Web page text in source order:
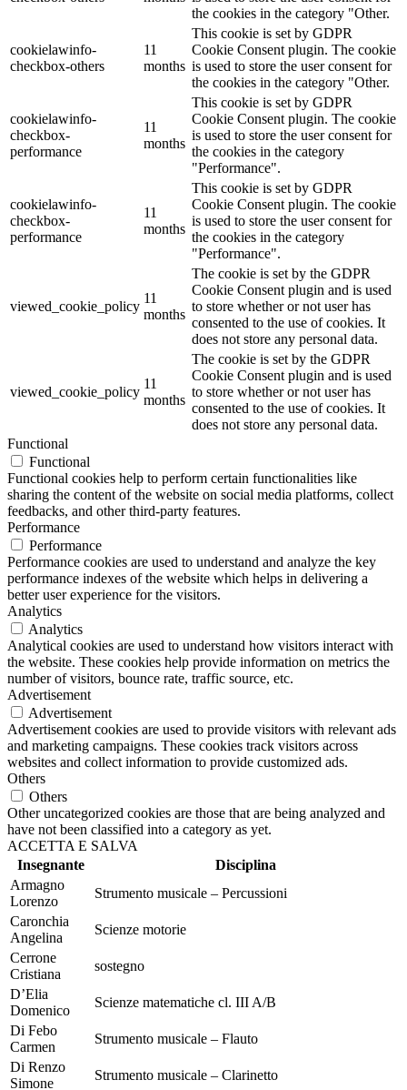
the cookies in the category "Other.
cookielawinfo-
checkbox-others
11
months
This cookie is set by GDPR
Cookie Consent plugin. The cookie
is used to store the user consent for
the cookies in the category "Other.
cookielawinfo-
checkbox-
performance
11
months
This cookie is set by GDPR
Cookie Consent plugin. The cookie
is used to store the user consent for
the cookies in the category
"Performance".
cookielawinfo-
checkbox-
performance
11
months
This cookie is set by GDPR
Cookie Consent plugin. The cookie
is used to store the user consent for
the cookies in the category
"Performance".
viewed_cookie_policy
11
months
The cookie is set by the GDPR
Cookie Consent plugin and is used
to store whether or not user has
consented to the use of cookies. It
does not store any personal data.
viewed_cookie_policy
11
months
The cookie is set by the GDPR
Cookie Consent plugin and is used
to store whether or not user has
consented to the use of cookies. It
does not store any personal data.
Functional
Functional
Functional cookies help to perform certain functionalities like
sharing the content of the website on social media platforms, collect
feedbacks, and other third-party features.
Performance
Performance
Performance cookies are used to understand and analyze the key
performance indexes of the website which helps in delivering a
better user experience for the visitors.
Analytics
Analytics
Analytical cookies are used to understand how visitors interact with
the website. These cookies help provide information on metrics the
number of visitors, bounce rate, traffic source, etc.
Advertisement
Advertisement
Advertisement cookies are used to provide visitors with relevant ads
and marketing campaigns. These cookies track visitors across
websites and collect information to provide customized ads.
Others
Others
Other uncategorized cookies are those that are being analyzed and
have not been classified into a category as yet.
ACCETTA E SALVA
Insegnante
Disciplina
Armagno
Lorenzo
Strumento musicale – Percussioni
Caronchia
Angelina
Scienze motorie
Cerrone
Cristiana
sostegno
D’Elia
Domenico
Scienze matematiche cl. III A/B
Di Febo
Carmen
Strumento musicale – Flauto
Di Renzo
Simone
Strumento musicale – Clarinetto